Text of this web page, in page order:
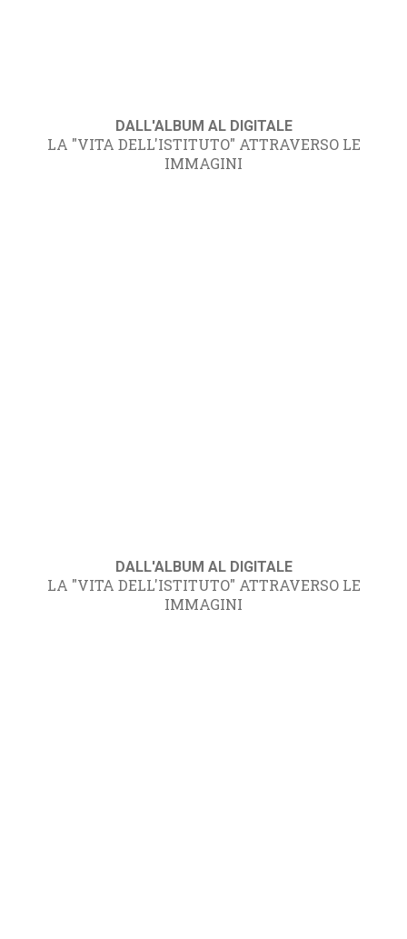
DALL'ALBUM AL DIGITALE
LA "VITA DELL'ISTITUTO" ATTRAVERSO LE
IMMAGINI
DALL'ALBUM AL DIGITALE
LA "VITA DELL'ISTITUTO" ATTRAVERSO LE
IMMAGINI